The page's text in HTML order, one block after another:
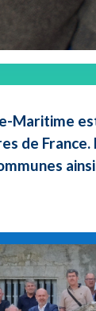
Maritime
de